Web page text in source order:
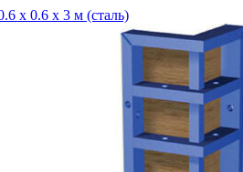
х 0.6 х 3 м (сталь)